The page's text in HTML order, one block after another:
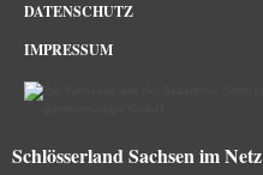
DATENSCHUTZ
IMPRESSUM
Schlösserland Sachsen im Netz